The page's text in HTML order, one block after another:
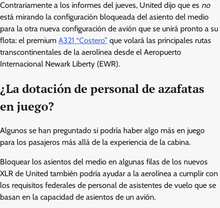
Contrariamente a los informes del jueves, United dijo que es no
está mirando la configuración bloqueada del asiento del medio
para la otra nueva configuración de avión que se unirá pronto a su
flota: el premium A321 “Costero” que volará las principales rutas
transcontinentales de la aerolínea desde el Aeropuerto
Internacional Newark Liberty (EWR).
¿La dotación de personal de azafatas
en juego?
Algunos se han preguntado si podría haber algo más en juego
para los pasajeros más allá de la experiencia de la cabina.
Bloquear los asientos del medio en algunas filas de los nuevos
XLR de United también podría ayudar a la aerolínea a cumplir con
los requisitos federales de personal de asistentes de vuelo que se
basan en la capacidad de asientos de un avión.